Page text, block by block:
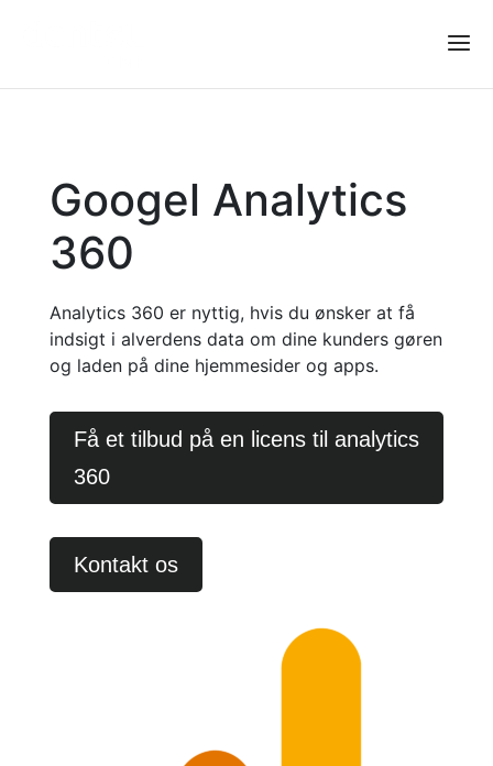
Googel Analytics
360
Analytics 360 er nyttig, hvis du ønsker at få
indsigt i alverdens data om dine kunders gøren
og laden på dine hjemmesider og apps.
Få et tilbud på en licens til analytics
360
Kontakt os